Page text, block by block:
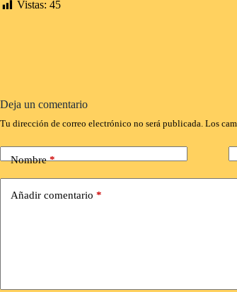
Vistas: 45
Deja un comentario
Tu dirección de correo electrónico no será publicada. Los
Nombre*
Añadir comentario *